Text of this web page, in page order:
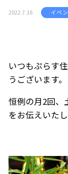
2022.7.16 イベ
いつもぷらす
うございます。
恒例の月2回、
をお伝えいた